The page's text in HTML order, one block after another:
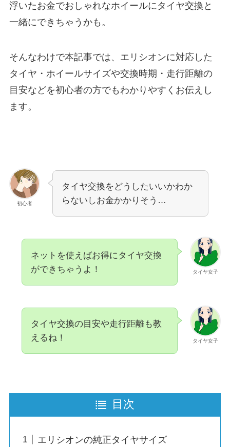
浮いたお金でおしゃれなホイールにタイヤ交換と
一緒にできちゃうかも。
そんなわけで本記事では、エリシオンに対応した
タイヤ・ホイールサイズや交換時期・走行距離の
目安などを初心者の方でもわかりやすくお伝えし
ます。
初心者
タイヤ交換をどうしたいいかわか
らないしお金かかりそう…
タイヤ女子
ネットを使えばお得にタイヤ交換
ができちゃうよ！
タイヤ女子
タイヤ交換の目安や走行距離も教
えるね！
目次
エリシオンの純正タイヤサイズ